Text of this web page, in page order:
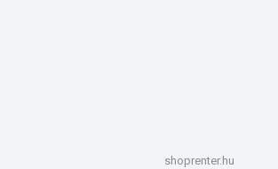
shoprenter.hu